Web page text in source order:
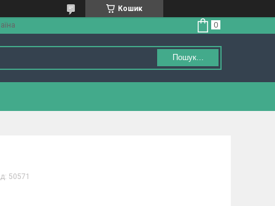
Кошик
Пошук...
50571